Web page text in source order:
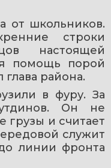
от школьников.
строки
настоящей
помощь порой
района.
в фуру. За
Он не
грузы и считает
служит
линии фронта